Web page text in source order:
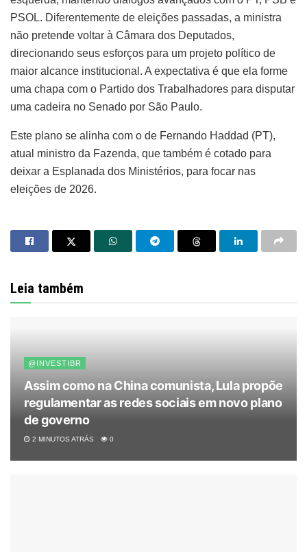
PSOL. Diferentemente de eleições passadas, a ministra
não pretende voltar à Câmara dos Deputados,
direcionando seus esforços para um projeto político de
maior alcance institucional. A expectativa é que ela forme
uma chapa com o Partido dos Trabalhadores para disputar
uma cadeira no Senado por São Paulo.
Este plano se alinha com o de Fernando Haddad (PT),
atual ministro da Fazenda, que também é cotado para
deixar a Esplanada dos Ministérios, para focar nas
eleições de 2026.
Leia também
@INVESTIBR
Assim como na China comunista, Lula propõe
regulamentar as redes sociais em novo plano
de governo
2 MINUTOS ATRÁS 0